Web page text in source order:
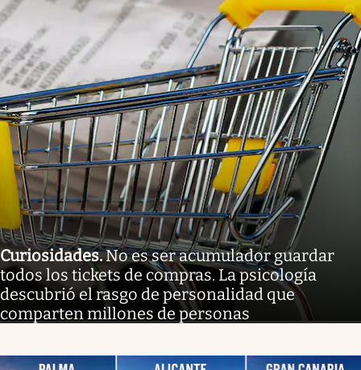
Curiosidades.No es ser acumulador guardar
todos los tickets de compras. La psicología
descubrió el rasgo de personalidad que
comparten millones de personas